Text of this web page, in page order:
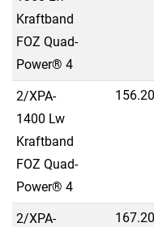
Kraftband
FOZ Quad-
Power® 4
2/XPA-
1400 Lw
Kraftband
FOZ Quad-
Power® 4
156.20
2/XPA-
167.20